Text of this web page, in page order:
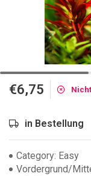
€6,75
in Bestellung
Category: Easy
Vordergrund/